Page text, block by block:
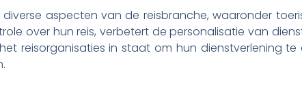
aspecten van de reisbranche, waaronder
over hun reis, verbetert de personalisatie van
reisorganisaties in staat om hun dienstverlening te